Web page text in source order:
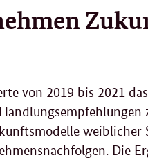
von 2019 bis 2021 das
Die